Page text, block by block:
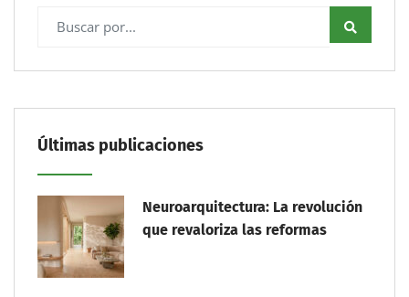
Últimas publicaciones
Neuroarquitectura: La revolución
que revaloriza las reformas